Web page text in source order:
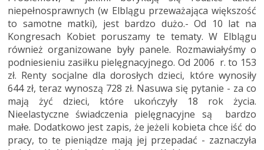
niepełnosprawnych (w Elblągu przeważająca większość
to samotne matki), jest bardzo dużo.- Od 10 lat na
Kongresach Kobiet poruszamy te tematy. W Elblągu
również organizowane były panele. Rozmawiałyśmy o
podniesieniu zasiłku pielęgnacyjnego. Od 2006 r. to 153
zł. Renty socjalne dla dorosłych dzieci, które wynosiły
644 zł, teraz wynoszą 728 zł. Nasuwa się pytanie - za co
mają żyć dzieci, które ukończyły 18 rok życia.
Nieelastyczne świadczenia pielęgnacyjne są bardzo
małe. Dodatkowo jest zapis, że jeżeli kobieta chce iść do
pracy, to te pieniądze mają jej przepadać - zaznaczyła